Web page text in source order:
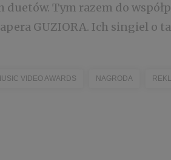
Tym razem do
GUZIORA. Ich singiel o
VIDEO AWARDS NAGRODA